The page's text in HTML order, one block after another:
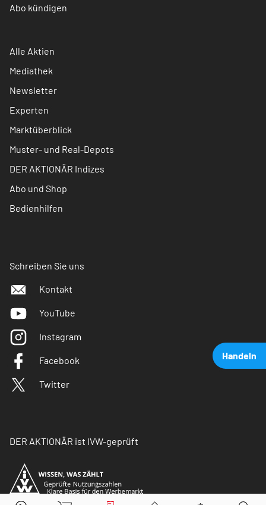
Handeln
Abo kündigen
Alle Aktien
Mediathek
Newsletter
Experten
Marktüberblick
Muster- und Real-Depots
DER AKTIONÄR Indizes
Abo und Shop
Bedienhilfen
Schreiben Sie uns
Kontakt
YouTube
Instagram
Facebook
Twitter
DER AKTIONÄR ist IVW-geprüft